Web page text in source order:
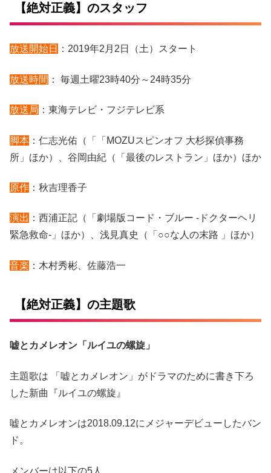
【絶対正義】のスタッフ
放送開始日 ：2019年2月2日（土）スタート
放送時間 ： 毎週土曜23時40分～24時35分
放送局 ：東海テレビ・フジテレビ系
脚本 ：仁志光佑（「「MOZUスピンオフ 大杉探偵事務
所」ほか）、谷岡由紀（「最後のレストラン」ほか）ほか
原作 ：秋吉理香子
演出 ：西浦正記（「劇場版コード・ブルー -ドクターヘリ
緊急救命-」ほか）、浅見真史（「○○な人の末路 」ほか）
音楽 ：木村秀彬、佐藤浩一
【絶対正義】の主題歌
嘘とカメレオン「ルイユの螺旋」
主題歌は 「嘘とカメレオン」がドラマのために書き下ろ
した新曲『ルイユの螺旋』
嘘とカメレオンは2018.09.12にメジャーデビューしたバン
ド。
メンバーは以下の5人…